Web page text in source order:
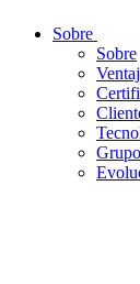
Sobre
Sobre
Grupo